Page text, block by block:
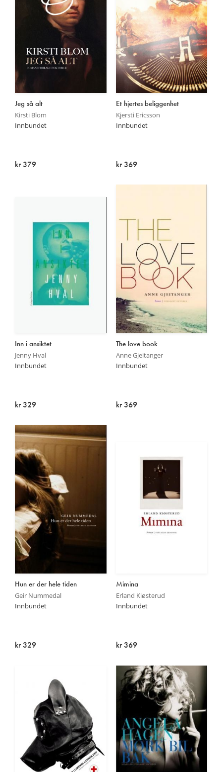
Jeg så alt
Kirsti Blom
Innbundet
kr 379
Et hjertes beliggenhet
Kjersti Ericsson
Innbundet
kr 369
Inn i ansiktet
Jenny Hval
Innbundet
kr 329
The love book
Anne Gjeitanger
Innbundet
kr 369
Hun er der hele tiden
Geir Nummedal
Innbundet
kr 329
Mimina
Erland Kiøsterud
Innbundet
kr 369